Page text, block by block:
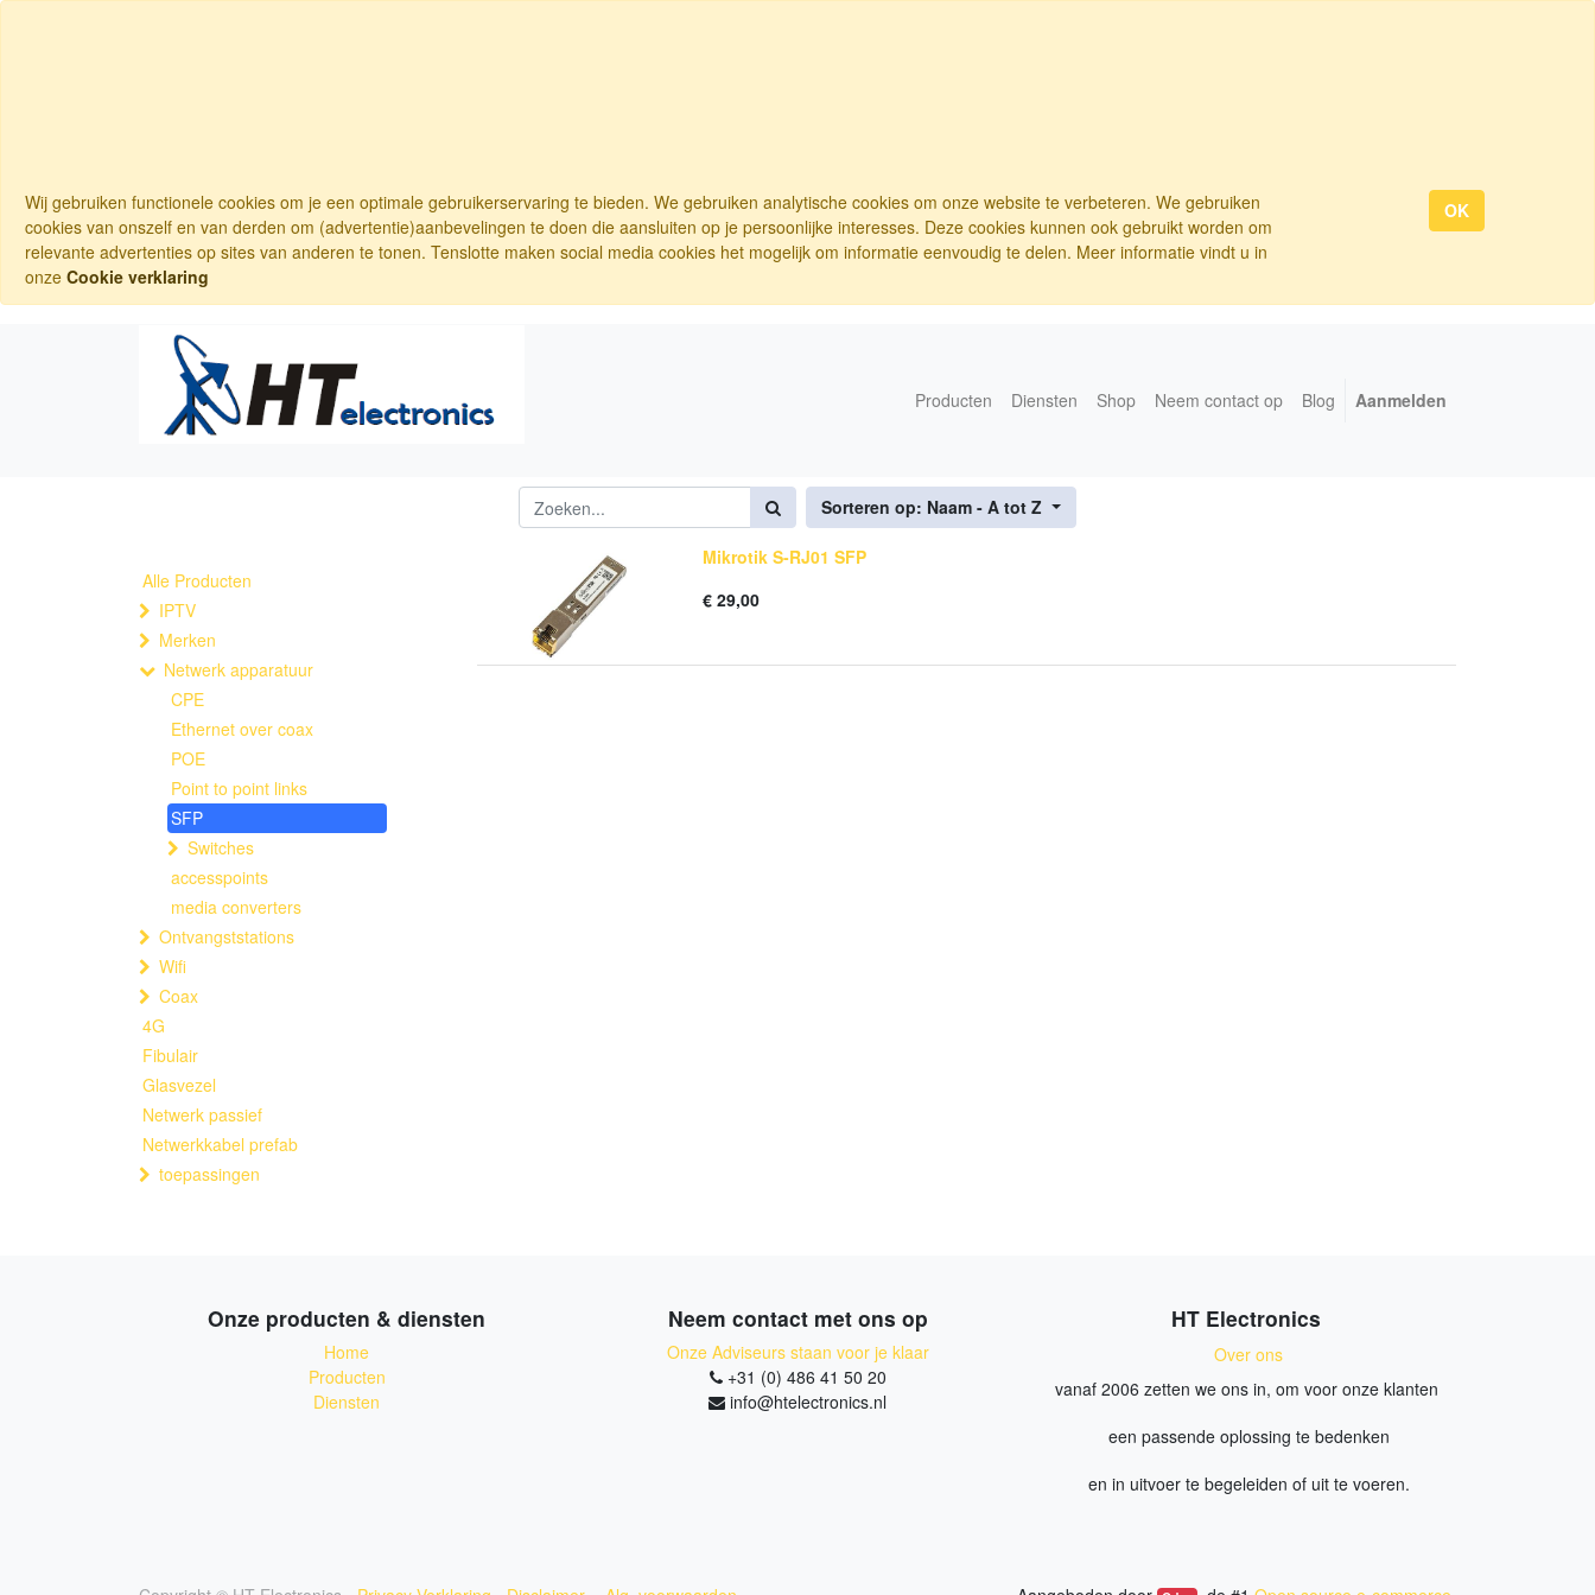
Wij gebruiken functionele cookies om je een optimale gebruikerservaring te bieden. We gebruiken analytische cookies om onze website te verbeteren. We gebruiken
cookies van onszelf en van derden om (advertentie)aanbevelingen te doen die aansluiten op je persoonlijke interesses. Deze cookies kunnen ook gebruikt worden om
relevante advertenties op sites van anderen te tonen. Tenslotte maken social media cookies het mogelijk om informatie eenvoudig te delen. Meer informatie vindt u in
onze Cookie verklaring
OK
Producten Diensten Shop Neem contact op Blog Aanmelden
Sorteren op: Naam - A tot Z
Alle Producten
IPTV
Merken
Netwerk apparatuur
CPE
Ethernet over coax
POE
Point to point links
SFP
Switches
accesspoints
media converters
Ontvangststations
Wifi
Coax
4G
Fibulair
Glasvezel
Netwerk passief
Netwerkkabel prefab
toepassingen
Mikrotik S-RJ01 SFP
€ 29,00
Onze producten & diensten
Home
Producten
Diensten
Neem contact met ons op
Onze Adviseurs staan voor je klaar
+31 (0) 486 41 50 20
info@htelectronics.nl
HT Electronics
Over ons
vanaf 2006 zetten we ons in, om voor onze klanten
een passende oplossing te bedenken
en in uitvoer te begeleiden of uit te voeren.